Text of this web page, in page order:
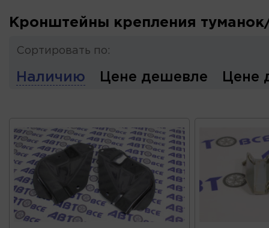
Кронштейны крепления
Сортировать по:
Наличию Цене дешевле Цене